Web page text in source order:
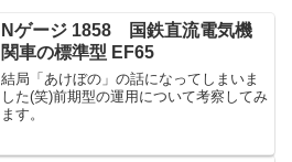
Nゲージ 1858 国鉄直流電気機
関車の標準型 EF65
結局「あけぼの」の話になってしまいま
した(笑)前期型の運用について考察してみ
ます。